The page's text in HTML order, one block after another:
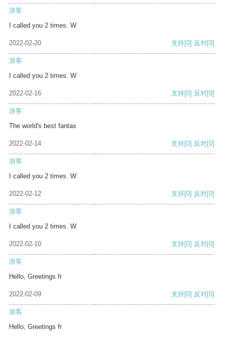
游客
I called you 2 times. W
2022-02-20 支持[0] 反对[0]
游客
I called you 2 times. W
2022-02-16 支持[0] 反对[0]
游客
The world's best fantas
2022-02-14 支持[0] 反对[0]
游客
I called you 2 times. W
2022-02-12 支持[0] 反对[0]
游客
I called you 2 times. W
2022-02-10 支持[0] 反对[0]
游客
Hello, Greetings fr
2022-02-09 支持[0] 反对[0]
游客
Hello, Greetings fr